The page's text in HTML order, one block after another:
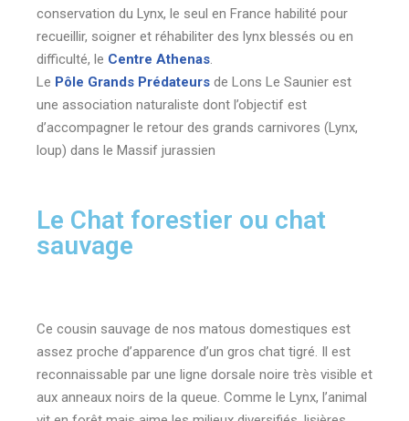
conservation du Lynx, le seul en France habilité pour
recueillir, soigner et réhabiliter des lynx blessés ou en
difficulté, le Centre Athenas
Le Pôle Grands Prédateurs de Lons Le Saunier est
une association naturaliste dont l’objectif est
d’accompagner le retour des grands carnivores (Lynx,
loup) dans le Massif jurassien
Le Chat forestier ou chat
sauvage
Ce cousin sauvage de nos matous domestiques est
assez proche d’apparence d’un gros chat tigré. Il est
reconnaissable par une ligne dorsale noire très visible et
aux anneaux noirs de la queue. Comme le Lynx, l’animal